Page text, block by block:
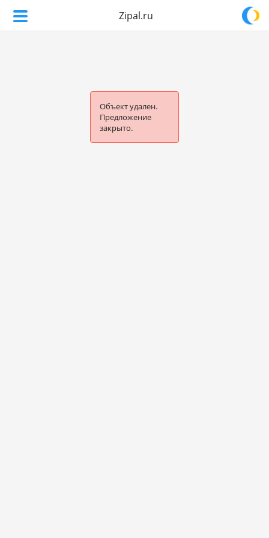
Zipal.ru
Объект удален.
Предложение
закрыто.